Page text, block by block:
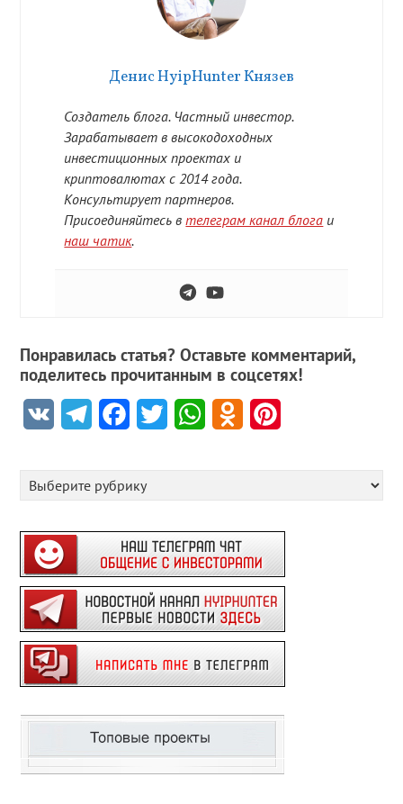
Денис HyipHunter Князев
Создатель блога. Частный инвестор.
Зарабатывает в высокодоходных
инвестиционных проектах и
криптовалютах с 2014 года.
Консультирует партнеров.
Присоединяйтесь втелеграм канал блога и
наш чатик.
Понравилась статья? Оставьте комментарий,
поделитесь прочитанным в соцсетях!
VK TelegramFacebookTwitter WhatsAppOdnoklassniki